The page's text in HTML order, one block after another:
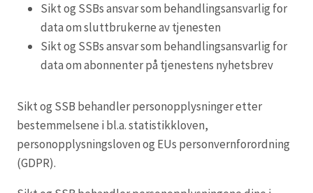
Sikt og SSBs ansvar som behandlingsansvarlig for
data om sluttbrukerne av tjenesten
Sikt og SSBs ansvar som behandlingsansvarlig for
data om abonnenter på tjenestens nyhetsbrev
Sikt og SSB behandler personopplysninger etter
bestemmelsene i bl.a. statistikkloven,
personopplysningsloven og EUs personvernforordning
(GDPR).